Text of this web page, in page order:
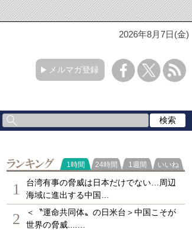
2026年8月7日(金)
メルマガ登録
ランキング
1時間 24時間 1週間 いいね
1
台湾有事の脅威は日本だけでない…周辺
海域に進出する中国…
2
＜〝運命共同体〟の日米台＞中国こそが
世界の脅威....…